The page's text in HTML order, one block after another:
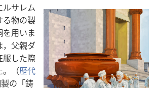
ルサレム​
る​物​の​製
用い​ま
，父親​ダ
服​し​た​際​
。（歴代​
の「鋳